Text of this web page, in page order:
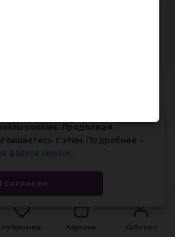
Избранное Корзина Кабинет
cookies. Продолжая
с этим. Подробнее –
файлов cookie.
согласен